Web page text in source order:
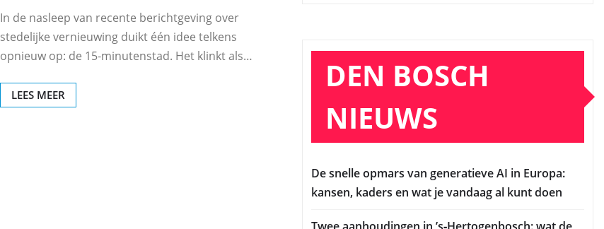
In de nasleep van recente berichtgeving over
stedelijke vernieuwing duikt één idee telkens
opnieuw op: de 15‑minutenstad. Het klinkt als…
LEES MEER
DEN BOSCH
NIEUWS
De snelle opmars van generatieve AI in Europa:
kansen, kaders en wat je vandaag al kunt doen